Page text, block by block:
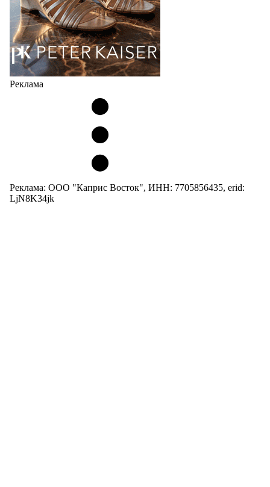
Реклама
Реклама: ООО "Каприс Восток", ИНН: 7705856435, erid:
LjN8K34jk